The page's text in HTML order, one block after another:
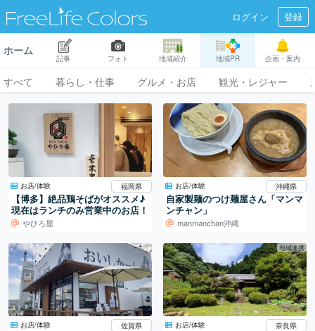
ログイン 登録
ホーム
記事 フォト 地域紹介 地域PR 企画・案内
すべて 暮らし・仕事 グルメ・お店 観光・レジャー
お店/体験 福岡県
【博多】絶品鶏そばがオススメ♪
現在はランチのみ営業中のお店！
やひろ屋
お店/体験 沖縄県
自家製麺のつけ麺屋さん「マンマ
ンチャン」
manmanchan沖縄
お店/体験 佐賀県
地域連携
お店/体験 奈良県